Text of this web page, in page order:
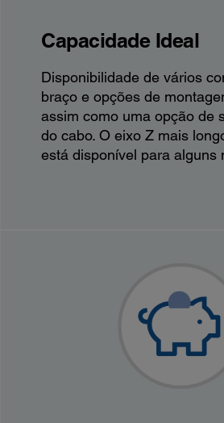
Capacidade Ideal
Disponibilidade de vários
braço e opções de
assim como uma opção de
do cabo. O eixo Z mais
está disponível para alguns